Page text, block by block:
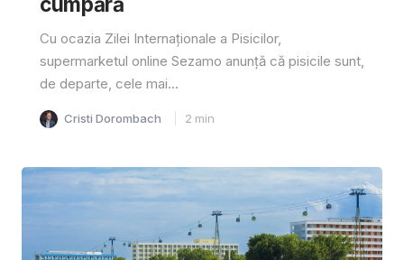
Cu ocazia Zilei Internaționale a Pisicilor,
supermarketul online Sezamo anunță că pisicile sunt,
de departe, cele mai...
Cristi Dorombach 2 min